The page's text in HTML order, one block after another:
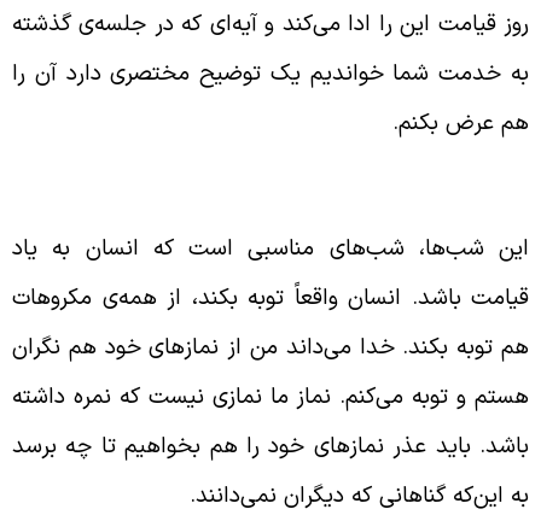
قیامت این را ادا می‌کند و آیه‌ای که در جلسه‌ی گذشته
خدمت شما خواندیم یک توضیح مختصری دارد آن را
عرض بکنم.
شب‌ها، شب‌های مناسبی است که انسان به یاد
باشد. انسان واقعاً توبه بکند، از همه‌ی مکروهات
توبه بکند. خدا می‌داند من از نمازهای خود هم نگران
و توبه می‌کنم. نماز ما نمازی نیست که نمره داشته
باید عذر نمازهای خود را هم بخواهیم تا چه برسد
این‌که گناهانی که دیگران نمی‌دانند.